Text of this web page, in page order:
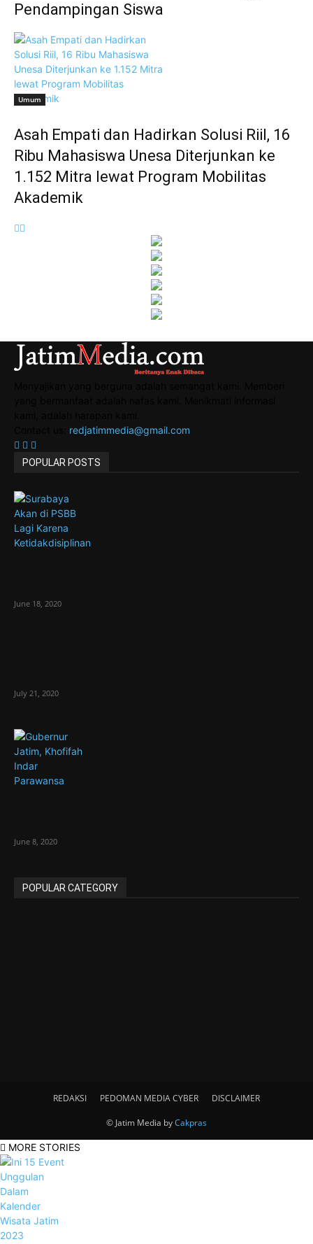
Pendampingan Siswa
Umum
Asah Empati dan Hadirkan Solusi Riil, 16
Ribu Mahasiswa Unesa Diterjunkan ke
1.152 Mitra lewat Program Mobilitas
Akademik
redjatimmedia@gmail.com
POPULAR POSTS
June 18, 2020
July 21, 2020
June 8, 2020
POPULAR CATEGORY
REDAKSI PEDOMAN MEDIA CYBER DISCLAIMER
© Jatim Media byCakpras
MORE STORIES